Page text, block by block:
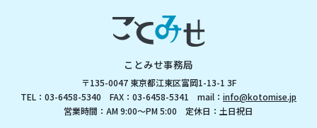
ことみせ事務局
〒135-0047 東京都江東区富岡1-13-1 3F
TEL：03-6458-5340 FAX：03-6458-5341 mail： info@kotomise.jp
営業時間：AM 9:00～PM 5:00 定休日：土日祝日